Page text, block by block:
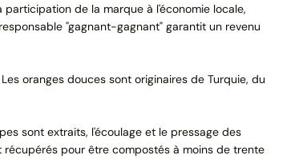
de la marque à l'économie locale,
"gagnant-gagnant" garantit un revenu
oranges douces sont originaires de Turquie, du
sont extraits, l'écoulage et le pressage des
récupérés pour être compostés à moins de trente